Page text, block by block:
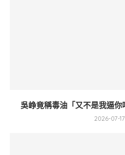
吳峥竟稱毒油「又不是我逼
2026-07-17